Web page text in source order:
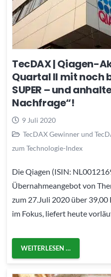
TecDAX | Qiagen-
Quartal II mit noch
SUPER – und
Nachfrage“!
9 Juli 2020
TecDAX Gewinner und
zum Technologie-Index
Die Qiagen (ISIN:
Übernahmeangebot von
zum 27.Juli 2020 über 39,00
im Fokus, liefert heute
WEITERLESEN …